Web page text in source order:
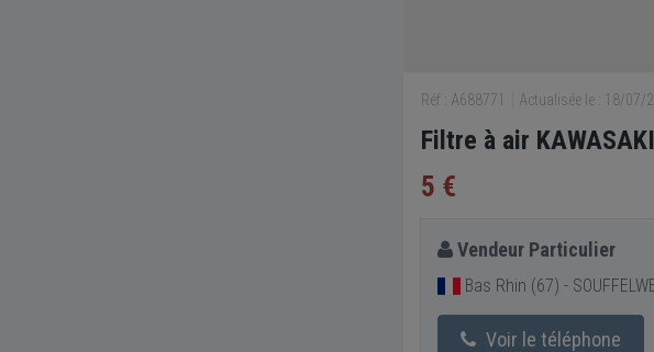
Réf : A688771 Actualisée le : 18/07/
Filtre à air
5 €
Vendeur Particulier
Bas Rhin (67) -
Voir le téléphone